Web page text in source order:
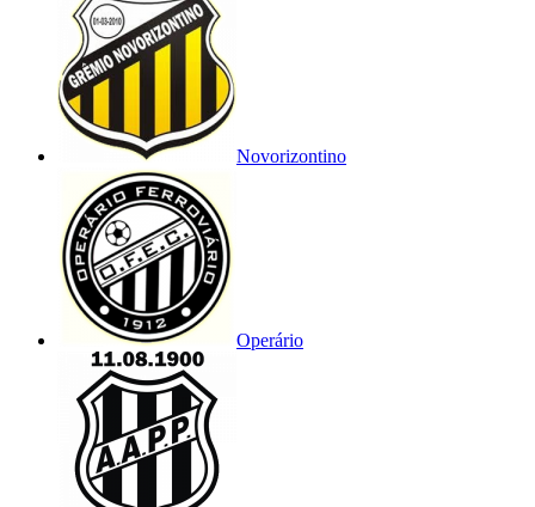
Novorizontino
Operário